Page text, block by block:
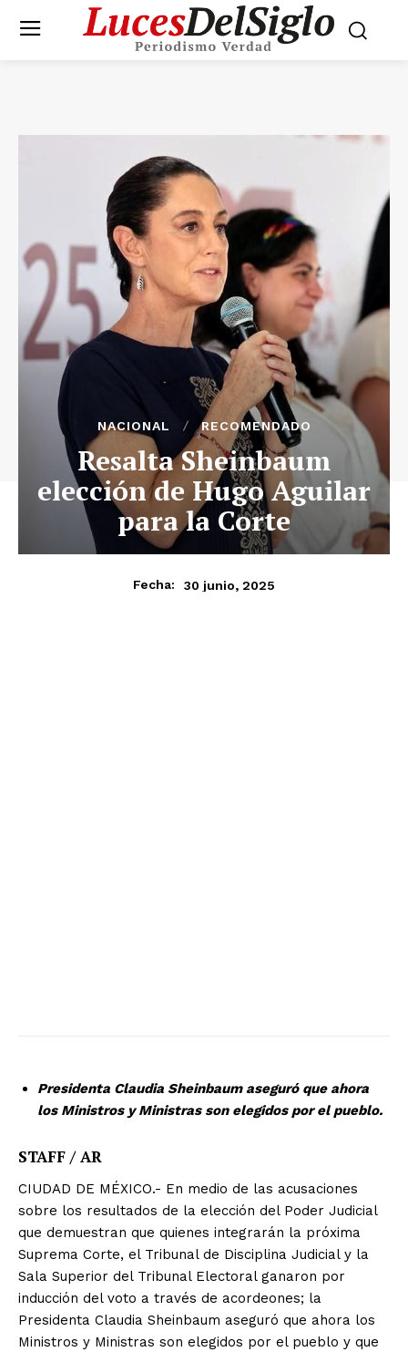
NACIONAL RECOMENDADO
Resalta Sheinbaum
elección de Hugo Aguilar
para la Corte
Fecha: 30 junio, 2025
Presidenta Claudia Sheinbaum aseguró que ahora
los Ministros y Ministras son elegidos por el pueblo.
STAFF / AR
CIUDAD DE MÉXICO.- En medio de las acusaciones
sobre los resultados de la elección del Poder Judicial
que demuestran que quienes integrarán la próxima
Suprema Corte, el Tribunal de Disciplina Judicial y la
Sala Superior del Tribunal Electoral ganaron por
inducción del voto a través de acordeones; la
Presidenta Claudia Sheinbaum aseguró que ahora los
Ministros y Ministras son elegidos por el pueblo y que